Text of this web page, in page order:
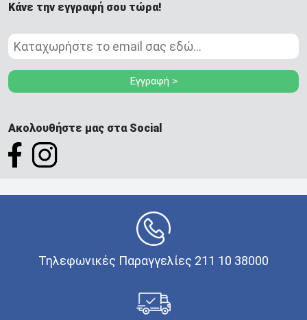
Κάνε την εγγραφή σου τώρα!
Εγγραφή >
Ακολουθήστε μας στα Social
Τηλεφωνικές Παραγγελίες 211 10 38000